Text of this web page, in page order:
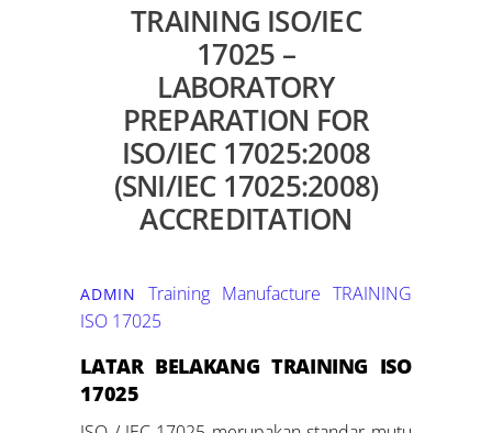
TRAINING ISO/IEC
17025 –
LABORATORY
PREPARATION FOR
ISO/IEC 17025:2008
(SNI/IEC 17025:2008)
ACCREDITATION
ADMIN Training Manufacture TRAINING
ISO 17025
LATAR BELAKANG TRAINING ISO
17025